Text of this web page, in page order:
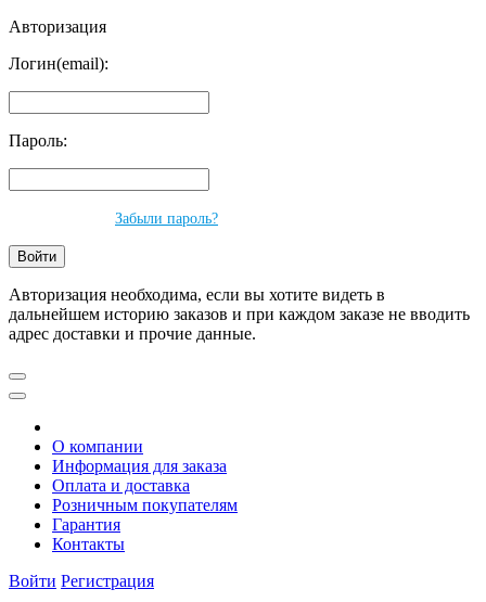
Авторизация
Логин(email):
Пароль:
Забыли пароль?
Авторизация необходима, если вы хотите видеть в
дальнейшем историю заказов и при каждом заказе не вводить
адрес доставки и прочие данные.
О компании
Информация для заказа
Оплата и доставка
Розничным покупателям
Гарантия
Контакты
Войти Регистрация